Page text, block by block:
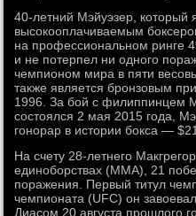
40-летний Мэйуэзер, который
высокооплачиваемым
на профессиональном ринге
и не потерпел ни одного
чемпионом мира в пяти
также является бронзовым
1996. За бой с филиппинцем
состоялся 2 мая 2015 года,
гонорар в истории бокса —
На счету 28-летнего
единоборствах (ММА), 21
поражения. Первый титул
чемпионата (UFC) он
Диасом 20 августа прошлого